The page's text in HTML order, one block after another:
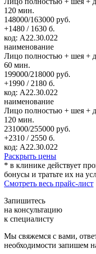
120 мин.
148000/163000 руб.
+1480 / 1630 б.
код: А22.30.022
наименование
Лицо полностью + шея +
60 мин.
199000/218000 руб.
+1990 / 2180 б.
код: А22.30.022
наименование
Лицо полностью + шея +
120 мин.
231000/255000 руб.
+2310 / 2550 б.
код: А22.30.022
Раскрыть цены
* в клинике действует
бонусы и тратьте их на
Смотреть весь прайс-лист
Запишитесь
на консультацию
к специалисту
Мы свяжемся с вами,
необходимости запишем